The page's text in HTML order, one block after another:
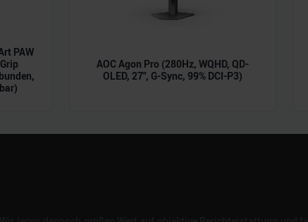
PAW
AOC Agon Pro (280Hz, WQHD, QD-
OLED, 27", G-Sync, 99% DCI-P3)